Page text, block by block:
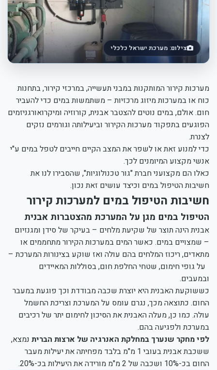
צילום: מערכת ישראל כלכלי
מערכות קירור המותקנות במבני תעשייה, במרכזי קירור, בתחנות
כוח או במערכות מיזוג מרכזיות – משתמשות במים כדי להעביר
חום. אולם, במים נוטים להצטבר אבנית, קורוזיה ומיקרואורגניזמים
הפוגעים בתפקוד מערכות הקירור וביעילותה וגורמים נזקים
לצנרת.
כדי למנוע זאת או לשפר את המצב הקיים חייבים לטפל במים ע"י
אנשי מקצוע המיומנים לכך.
כאלו הם מקצועני חברת "גור טכנולוגיות", שהסבירו לנו את
חשיבות הטיפול במים וכיצד עושים זאת נכון.
חשיבות הטיפול במים למערכות קירור
הטיפול במים מגן על המערכת מהצטברות אבנית
אבנית הינה תוצר של שקיעת מלחים – בעיקר של סידן ומגנזיום
– שמצויים במים. כאשר המים במערכות הקירור מתחממים או
מתאדים, ריכוז המלחים בהם עולה ואז שוקע בצינורות המערכת –
על גופי חימום, שטחי החלפת חום, בסוללות המאיידים
ובמעבים.
כששוקעת האבנית היא יוצרת שכבה מבודדת וכך פוגעת במעבר
החום. כתוצאה מכך, נגרם עומס על המערכת וצריכת החשמל
עולה. כמו כן, מעלה האבנית את הסיכון לחימום יתר של רכיבים
במערכת ולפגיעה בהם.
לפי מחקר שנערך במחלקת האנרגיה של ארצות הברית נמצא,
ששכבת אבנית בעובי 1 מ"מ בלבד מפחיתה את יעילות מעבר
החום בכ-10% ושכבה של 2 מ"מ מורידה את היעילות בכ-20%.